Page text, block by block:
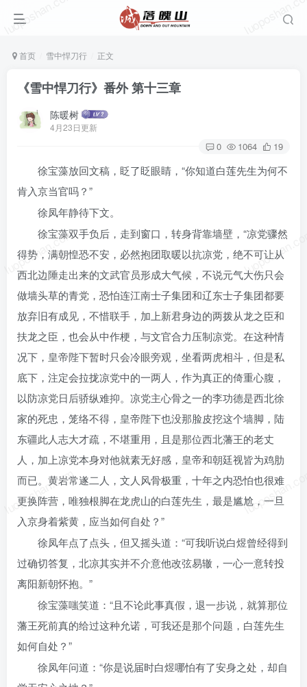
首页 雪中悍刀行 正文
《雪中悍刀行》番外 第十三章
陈暖树
4月23日更新
0 1064 19
luoposhan.com
luoposhan.com
luoposhan.com
徐宝藻放回文稿，眨了眨眼睛，“你知道白莲先生为何不
肯入京当官吗？”
徐凤年静待下文。
徐宝藻双手负后，走到窗口，转身背靠墙壁，“凉党骤然
得势，满朝惶恐不安，必然抱团取暖以抗凉党，绝不可让从
西北边陲走出来的文武官员形成大气候，不说元气大伤只会
做墙头草的青党，恐怕连江南士子集团和辽东士子集团都要
放弃旧有成见，不惜联手，加上新君身边的两拨从龙之臣和
扶龙之臣，也会从中作梗，与文官合力压制凉党。在这种情
况下，皇帝陛下暂时只会冷眼旁观，坐看两虎相斗，但是私
底下，注定会拉拢凉党中的一两人，作为真正的倚重心腹，
以防凉党日后骄纵难抑。凉党主心骨之一的李功德是西北徐
家的死忠，笼络不得，皇帝陛下也没那脸皮挖这个墙脚，陆
东疆此人志大才疏，不堪重用，且是那位西北藩王的老丈
人，加上凉党本身对他就素无好感，皇帝和朝廷视皆为鸡肋
而已。黄岩常遂二人，文人风骨极重，十年之内恐怕也很难
更换阵营，唯独根脚在龙虎山的白莲先生，最是尴尬，一旦
入京身着紫黄，应当如何自处？”
徐凤年点了点头，但又摇头道：“可我听说白煜曾经得到
过确切答复，北凉其实并不介意他改弦易辙，一心一意转投
离阳新朝怀抱。”
徐宝藻嗤笑道：“且不论此事真假，退一步说，就算那位
藩王死前真的给过这种允诺，可我还是那个问题，白莲先生
如何自处？”
徐凤年问道：“你是说届时白煜哪怕有了安身之处，却自